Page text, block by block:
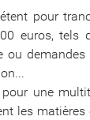
pour
euros, tels
ou
une
les